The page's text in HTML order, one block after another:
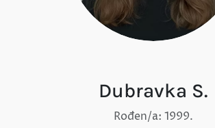
Dubravka S.
Rođen/a: 1999.